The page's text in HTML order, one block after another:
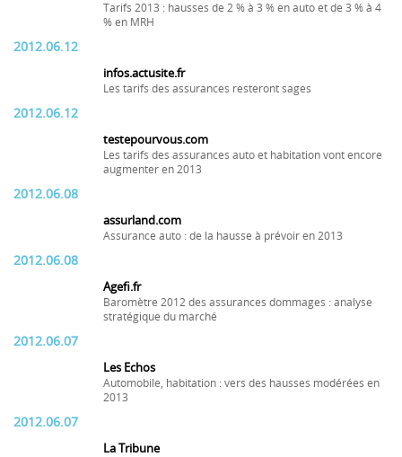
Tarifs 2013 : hausses de 2 % à 3 % en auto et de 3 % à 4
% en MRH
2012.06.12
infos.actusite.fr
Les tarifs des assurances resteront sages
2012.06.12
testepourvous.com
Les tarifs des assurances auto et habitation vont encore
augmenter en 2013
2012.06.08
assurland.com
Assurance auto : de la hausse à prévoir en 2013
2012.06.08
Agefi.fr
Baromètre 2012 des assurances dommages : analyse
stratégique du marché
2012.06.07
Les Echos
Automobile, habitation : vers des hausses modérées en
2013
2012.06.07
La Tribune